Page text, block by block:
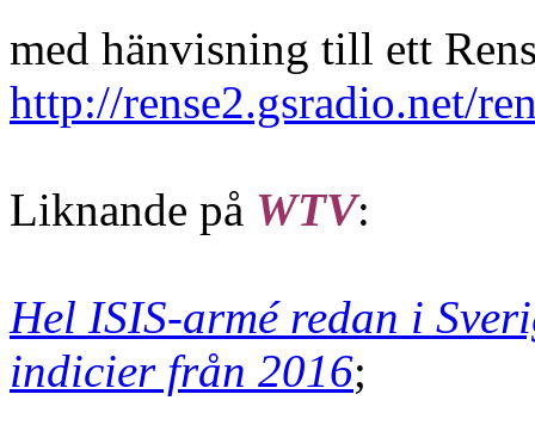
med hänvisning till ett
http://rense2.gsradio.net/
Liknande på WTV:
Hel ISIS-armé redan i
indicier från 2016;